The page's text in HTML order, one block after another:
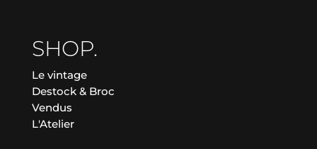
SHOP.
Le vintage
Destock & Broc
Vendus
L'Atelier